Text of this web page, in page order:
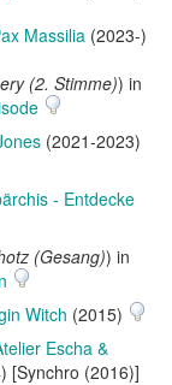
Massilia (2023-)
(2. Stimme)) in
(2021-2023)
- Entdecke
(Gesang)) in
Witch (2015)
Escha &
[Synchro (2016)]